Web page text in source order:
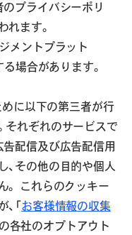
プライバシーポリ
れます。
メントプラット
る場合があります。
に以下の第三者が行
それぞれのサービスで
告配信及び広告配信用
、その他の目的や個人
。 これらのクッキー
「お客様情報の収集
の各社のオプトアウト